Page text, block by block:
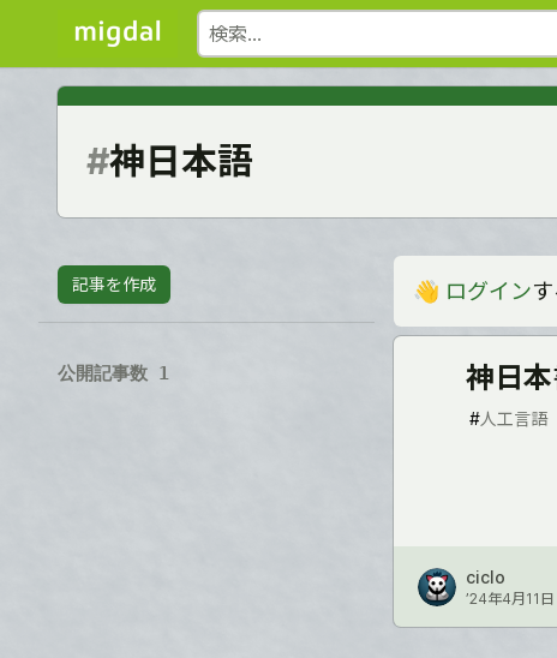
#神日本語
記事を作成
公開記事数 1
👋 ログイン
神日
#人工言語
ciclo
’24年4月11日